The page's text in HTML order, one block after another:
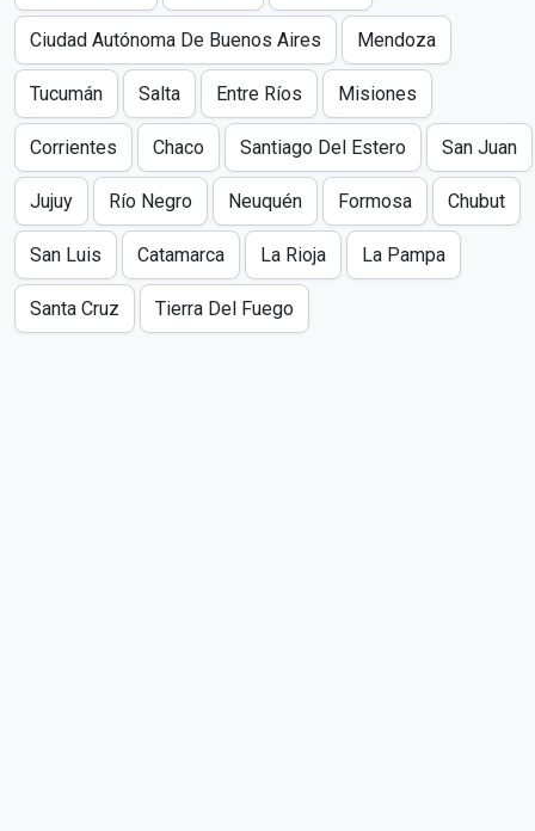
Ciudad Autónoma De Buenos Aires Mendoza
Tucumán Salta Entre Ríos Misiones
Corrientes Chaco Santiago Del Estero San Juan
Jujuy Río Negro Neuquén Formosa Chubut
San Luis Catamarca La Rioja La Pampa
Santa Cruz Tierra Del Fuego